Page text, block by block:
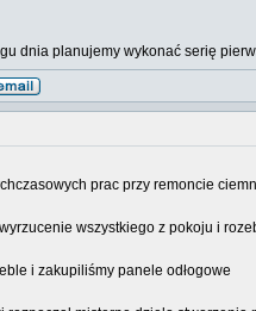
dnia planujemy wykonać serię
prac przy remoncie
wszystkiego z pokoju i
i zakupiliśmy panele odłogowe